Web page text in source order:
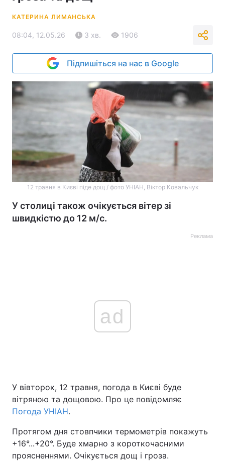
КАТЕРИНА ЛИМАНСЬКА
08:04, 12.05.26 3 хв. 1906
Підпишіться на нас в Google
12 травня в Києві піде дощ / фото УНІАН, Віктор Ковальчук
У столиці також очікується вітер зі
швидкістю до 12 м/с.
Реклама
ad
У вівторок, 12 травня, погода в Києві буде
вітряною та дощовою. Про це повідомляє
Погода УНІАН.
Протягом дня стовпчики термометрів покажуть
+16°...+20°. Буде хмарно з короткочасними
проясненнями. Очікується дощ і гроза.